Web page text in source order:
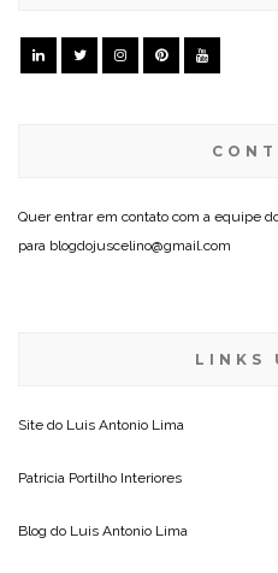
Quer entrar em contato com a equipe
para blogdojuscelino@gmail.com
LINKS
Site do Luis Antonio Lima
Patricia Portilho Interiores
Blog do Luis Antonio Lima